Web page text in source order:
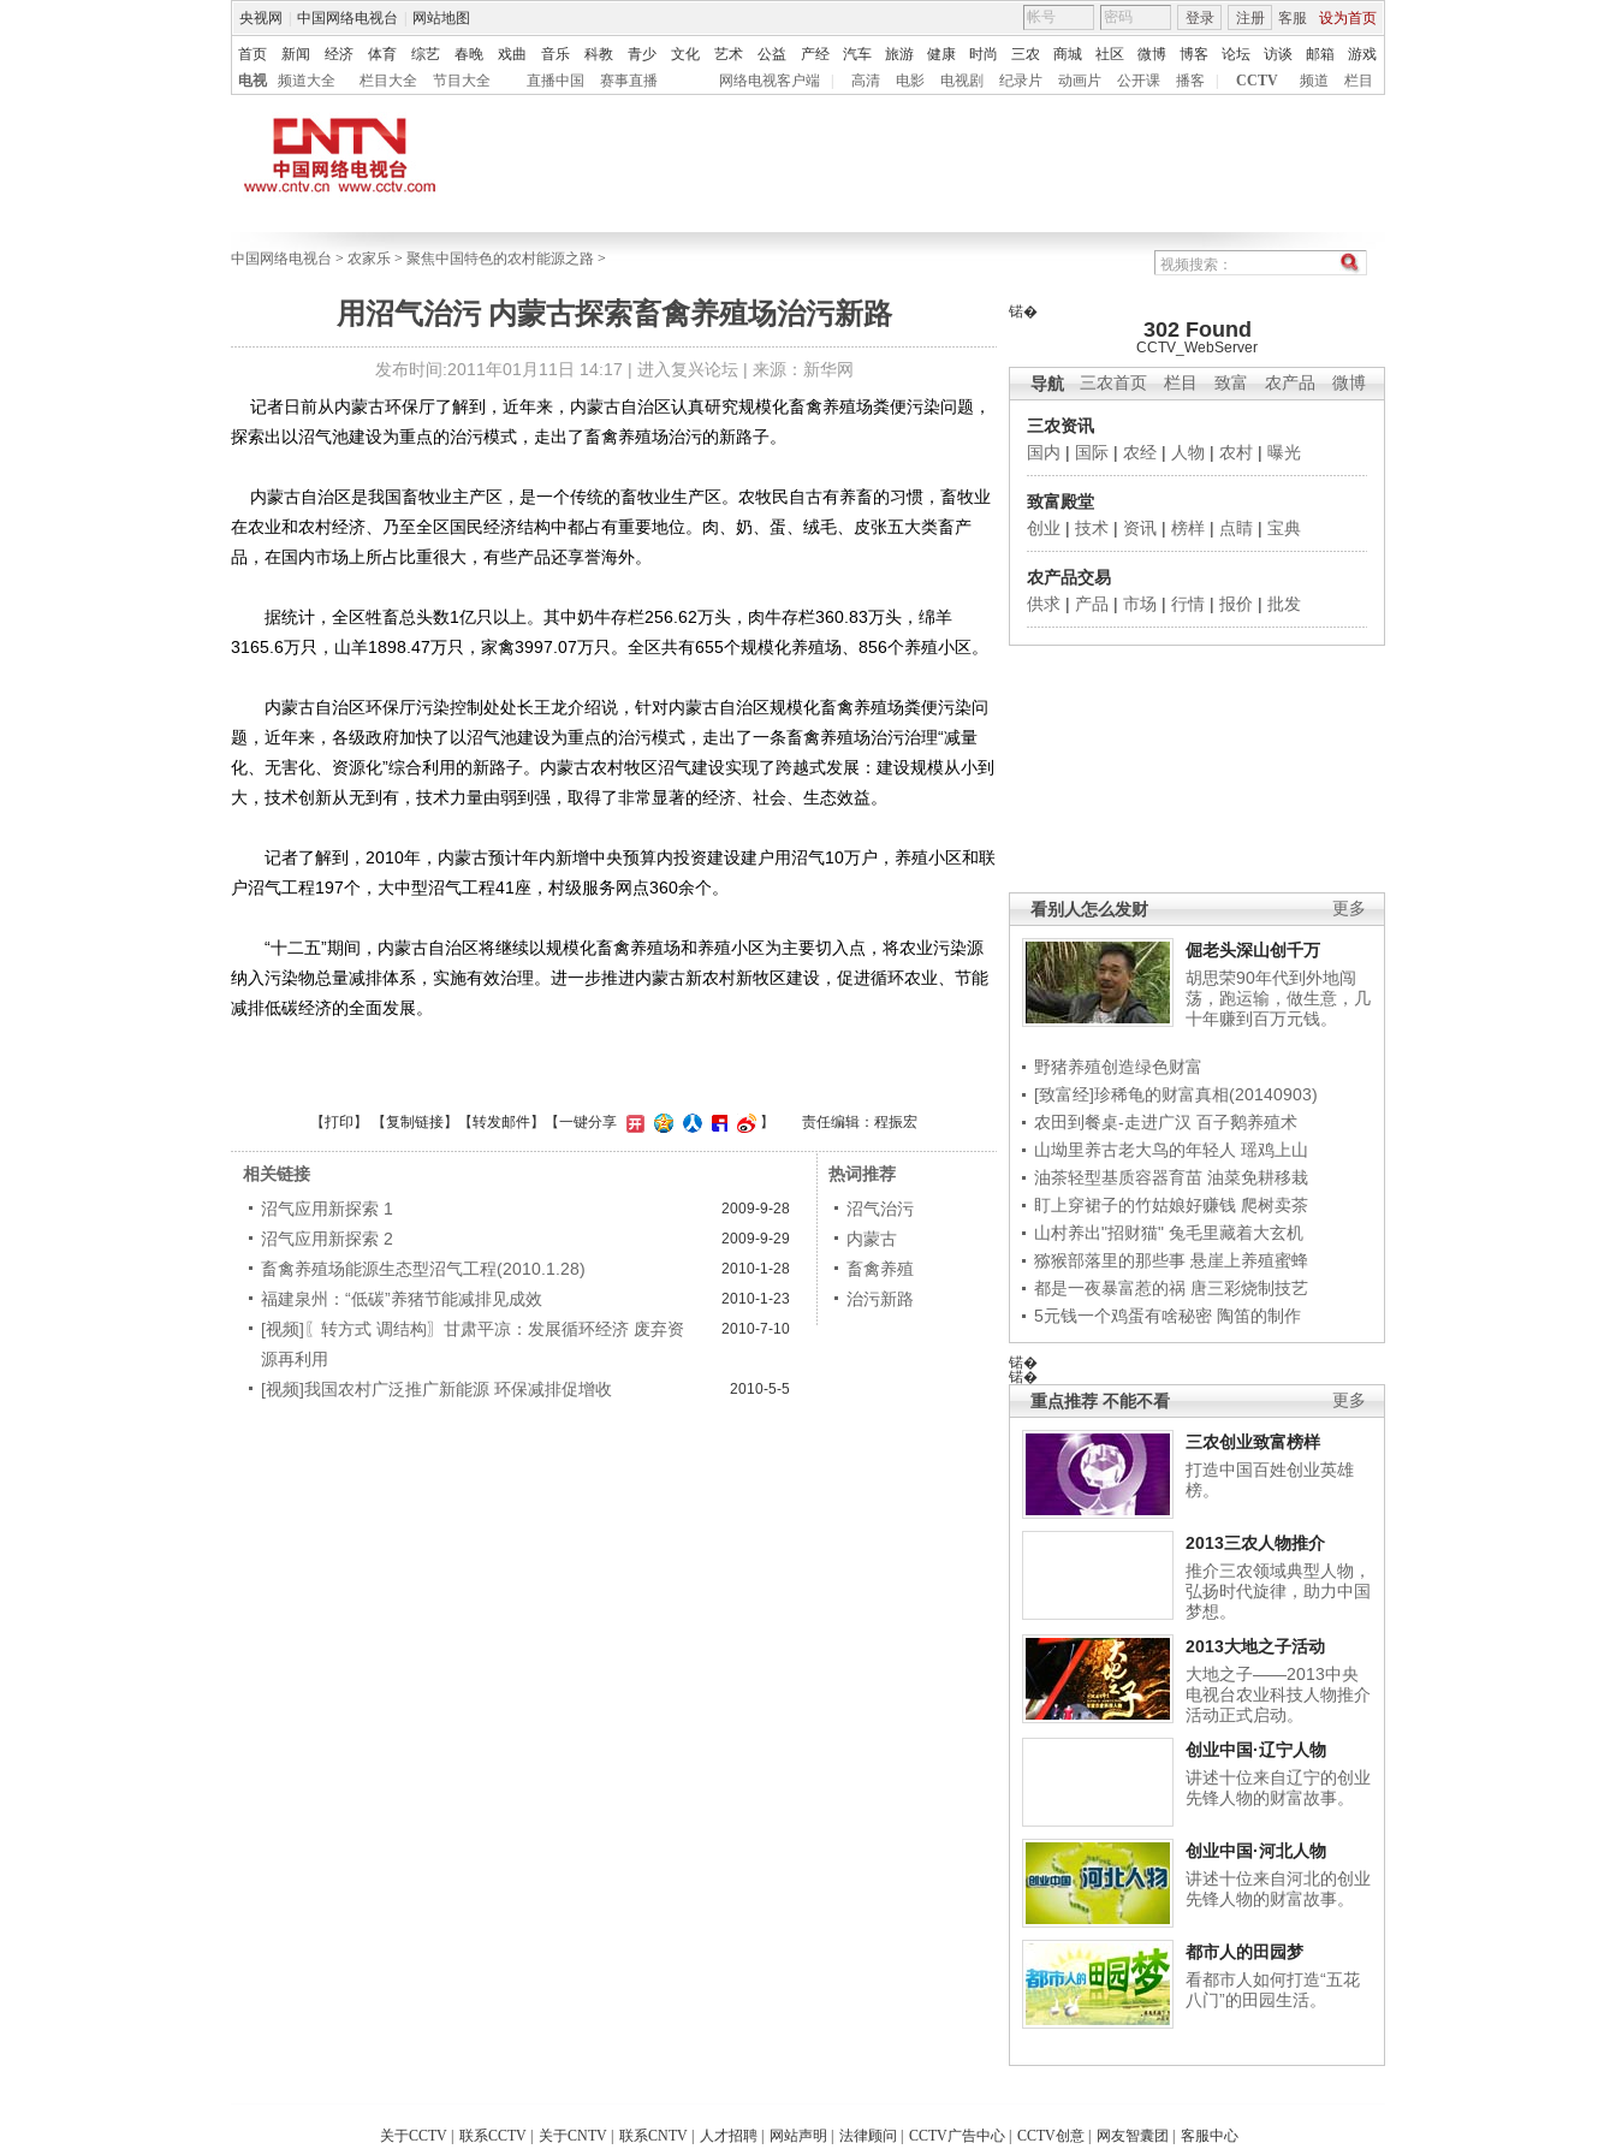
央视网 中国网络电视台 网站地图 客服 设为首页
登录 注册
首页 新闻 经济 体育 综艺 春晚 戏曲 音乐 科教 青少 文化 艺术 公益 产经 汽车 旅游 健康 时尚 三农 商城 社区 微博 博客 论坛 访谈 邮箱
游戏
电视
频道大全 栏目大全 节目大全 直播中国 赛事直播 网络电视客户端 高清 电影 电视剧 纪录片 动画片 公开课 播客 CCTV 频道 栏目
中国网络电视台 > 农家乐 > 聚焦中国特色的农村能源之路 >
用沼气治污 内蒙古探索畜禽养殖场治污新路
发布时间:2011年01月11日 14:17 | 进入复兴论坛| 来源：新华网
锘�
302 Found
CCTV_WebServer
三农首页 栏目 致富 农产品 微博
导航
三农资讯
国内 | 国际 | 农经 | 人物 | 农村 | 曝光
致富殿堂
创业 | 技术 | 资讯 | 榜样 | 点睛 | 宝典
农产品交易
供求 | 产品 | 市场 | 行情 | 报价 | 批发
更多
看别人怎么发财
倔老头深山创千万
胡思荣90年代到外地闯
荡，跑运输，做生意，几
十年赚到百万元钱。
野猪养殖创造绿色财富
[致富经]珍稀龟的财富真相(20140903)
农田到餐桌-走进广汉 百子鹅养殖术
山坳里养古老大鸟的年轻人 瑶鸡上山
油茶轻型基质容器育苗 油菜免耕移栽
盯上穿裙子的竹姑娘好赚钱 爬树卖茶
山村养出"招财猫" 兔毛里藏着大玄机
猕猴部落里的那些事 悬崖上养殖蜜蜂
都是一夜暴富惹的祸 唐三彩烧制技艺
5元钱一个鸡蛋有啥秘密 陶笛的制作
锘�
锘�
更多
重点推荐 不能不看
三农创业致富榜样
打造中国百姓创业英雄
榜。
2013三农人物推介
推介三农领域典型人物，
弘扬时代旋律，助力中国
梦想。
2013大地之子活动
大地之子——2013中央
电视台农业科技人物推介
活动正式启动。
创业中国·辽宁人物
讲述十位来自辽宁的创业
先锋人物的财富故事。
创业中国·河北人物
讲述十位来自河北的创业
先锋人物的财富故事。
都市人的田园梦
看都市人如何打造“五花
八门”的田园生活。
记者日前从内蒙古环保厅了解到，近年来，内蒙古自治区认真研究规模化畜禽养殖场粪便污染问题，
探索出以沼气池建设为重点的治污模式，走出了畜禽养殖场治污的新路子。
内蒙古自治区是我国畜牧业主产区，是一个传统的畜牧业生产区。农牧民自古有养畜的习惯，畜牧业
在农业和农村经济、乃至全区国民经济结构中都占有重要地位。肉、奶、蛋、绒毛、皮张五大类畜产
品，在国内市场上所占比重很大，有些产品还享誉海外。
据统计，全区牲畜总头数1亿只以上。其中奶牛存栏256.62万头，肉牛存栏360.83万头，绵羊
3165.6万只，山羊1898.47万只，家禽3997.07万只。全区共有655个规模化养殖场、856个养殖小区。
内蒙古自治区环保厅污染控制处处长王龙介绍说，针对内蒙古自治区规模化畜禽养殖场粪便污染问
题，近年来，各级政府加快了以沼气池建设为重点的治污模式，走出了一条畜禽养殖场治污治理“减量
化、无害化、资源化”综合利用的新路子。内蒙古农村牧区沼气建设实现了跨越式发展：建设规模从小到
大，技术创新从无到有，技术力量由弱到强，取得了非常显著的经济、社会、生态效益。
记者了解到，2010年，内蒙古预计年内新增中央预算内投资建设建户用沼气10万户，养殖小区和联
户沼气工程197个，大中型沼气工程41座，村级服务网点360余个。
“十二五”期间，内蒙古自治区将继续以规模化畜禽养殖场和养殖小区为主要切入点，将农业污染源
纳入污染物总量减排体系，实施有效治理。进一步推进内蒙古新农村新牧区建设，促进循环农业、节能
减排低碳经济的全面发展。
【打印 】 【复制链接】【转发邮件】 【一键分享 】 责任编辑：程振宏
相关链接
沼气应用新探索 1
2009-9-28
沼气应用新探索 2 2009-9-29
畜禽养殖场能源生态型沼气工程(2010.1.28) 2010-1-28
福建泉州：“低碳”养猪节能减排见成效 2010-1-23
[视频]〖转方式 调结构〗甘肃平凉：发展循环经济 废弃资
源再利用
2010-7-10
[视频]我国农村广泛推广新能源 环保减排促增收 2010-5-5
热词推荐
沼气治污
内蒙古
畜禽养殖
治污新路
关于CCTV 联系CCTV 关于CNTV 联系CNTV 人才招聘 网站声明 法律顾问 CCTV广告中心 CCTV创意 网友智囊团 客服中心